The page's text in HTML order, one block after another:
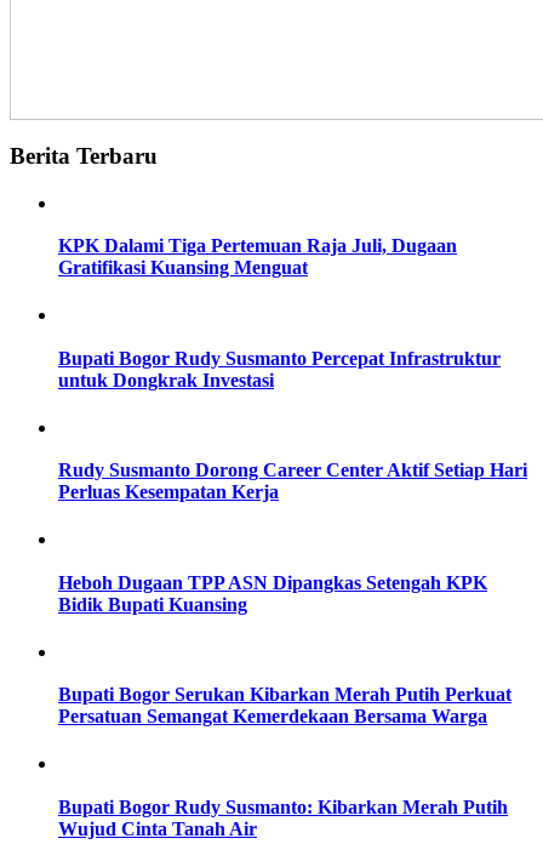
Berita Terbaru
KPK Dalami Tiga Pertemuan Raja Juli, Dugaan
Gratifikasi Kuansing Menguat
Bupati Bogor Rudy Susmanto Percepat Infrastruktur
untuk Dongkrak Investasi
Rudy Susmanto Dorong Career Center Aktif Setiap Hari
Perluas Kesempatan Kerja
Heboh Dugaan TPP ASN Dipangkas Setengah KPK
Bidik Bupati Kuansing
Bupati Bogor Serukan Kibarkan Merah Putih Perkuat
Persatuan Semangat Kemerdekaan Bersama Warga
Bupati Bogor Rudy Susmanto: Kibarkan Merah Putih
Wujud Cinta Tanah Air